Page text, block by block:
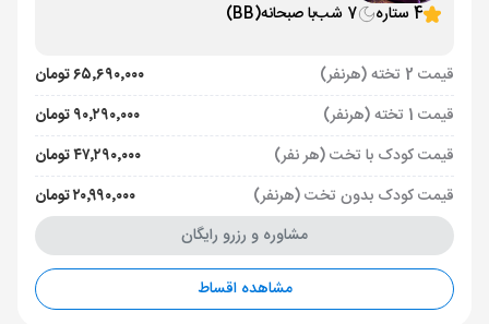
4 ستاره
7 شب با صبحانه(BB)
قیمت 2 تخته (هرنفر)
۶۵٬۶۹۰٬۰۰۰ تومان
قیمت 1 تخته (هرنفر)
۹۰٬۲۹۰٬۰۰۰ تومان
قیمت کودک با تخت (هر نفر)
۴۷٬۲۹۰٬۰۰۰ تومان
قیمت کودک بدون تخت (هرنفر)
۲۰٬۹۹۰٬۰۰۰ تومان
مشاوره و رزرو رایگان
مشاهده اقساط